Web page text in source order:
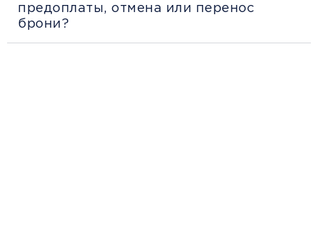
предоплаты, отмена или перенос
брони?